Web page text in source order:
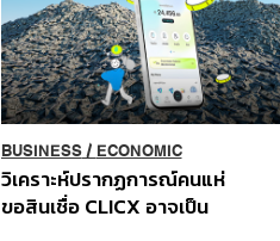
BUSINESS/ ECONOMIC
วิเคราะห์ปรากฏการณ์คนแห่
ขอสินเชื่อ CLICX อาจเป็น